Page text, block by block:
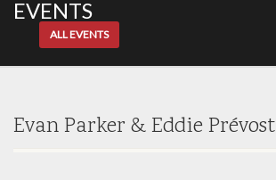
EVENTS
ALL EVENTS
Evan Parker & Eddie Prévost